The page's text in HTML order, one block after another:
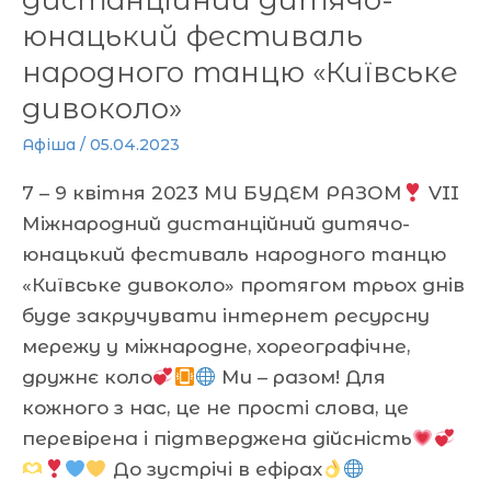
юнацький фестиваль
народного танцю «Київське
дивоколо»
Афіша / 05.04.2023
7 – 9 квітня 2023 МИ БУДЕМ РАЗОМ
VII
Міжнародний дистанційний дитячо-
юнацький фестиваль народного танцю
«Київське дивоколо» протягом трьох днів
буде закручувати інтернет ресурсну
мережу у міжнародне, хореографічне,
дружнє коло
Ми – разом! Для
кожного з нас, це не прості слова, це
перевірена і підтверджена дійсність
До зустрічі в ефірах